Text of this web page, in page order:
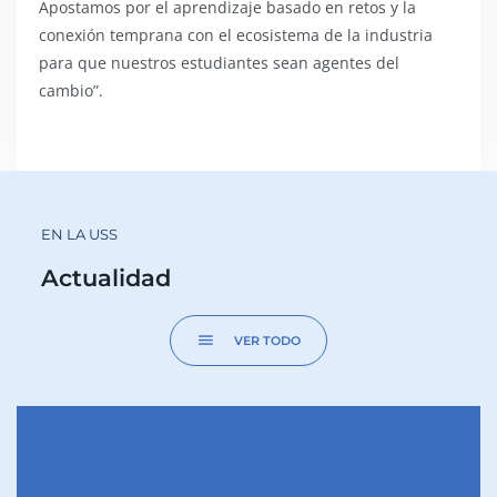
Apostamos por el aprendizaje basado en retos y la
conexión temprana con el ecosistema de la industria
para que nuestros estudiantes sean agentes del
cambio”.
EN LA USS
Actualidad
menu VER TODO